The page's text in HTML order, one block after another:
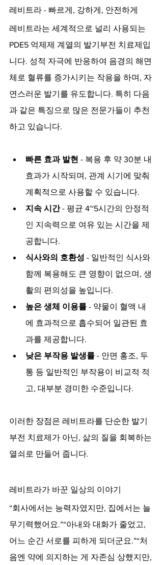
레비트라 - 빠르게, 강하게, 안전하게
레비트라는 세계적으로 널리 사용되는
PDE5 억제제 계열의 발기부전 치료제입
니다. 성적 자극에 반응하여 음경의 해면
체로 혈류를 증가시키는 작용을 하며, 자
연스러운 발기를 유도합니다. 특히 다음
과 같은 특징으로 많은 전문가들이 추천
하고 있습니다.
빠른 효과 발현 - 복용 후 약 30분 내
효과가 시작되며, 관계 시기에 맞춰
계획적으로 사용할 수 있습니다.
지속 시간 - 평균 4~5시간의 안정적
인 지속력으로 여유 있는 시간을 제
공합니다.
식사와의 호환성 - 일반적인 식사와
함께 복용해도 큰 영향이 없으며, 생
활의 편의성을 높입니다.
높은 생체 이용률 - 약물이 혈액 내
에 효과적으로 흡수되어 일관된 효
과를 제공합니다.
낮은 부작용 발생률 - 안면 홍조, 두
통 등 일반적인 부작용이 비교적 적
고, 대부분 경미한 수준입니다.
이러한 장점은 레비트라를 단순한 발기
부전 치료제가 아닌, 삶의 질을 회복하는
열쇠로 만들어 줍니다.
레비트라가 바꾼 일상의 이야기
“회사에서는 능력자였지만, 집에서는 늘
무기력했어요.”“아내와 대화가 줄었고,
어느 순간 서로를 피하게 되더군요.”“처
음엔 약에 의지하는 게 자존심 상했지만,